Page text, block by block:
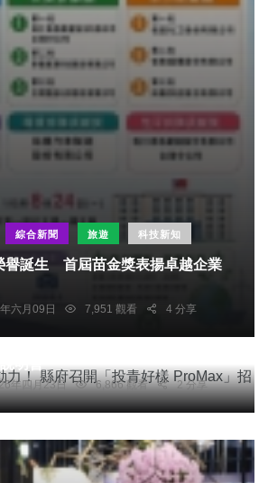
綜合新聞 旅遊 科技新知
譽誕生 首屆苗金獎表揚卓越企業
六月09日 7,951 觀看 4 分享
動力！ 縣府召開「投青好樣
年四月23日 6,866 觀看 2 分享